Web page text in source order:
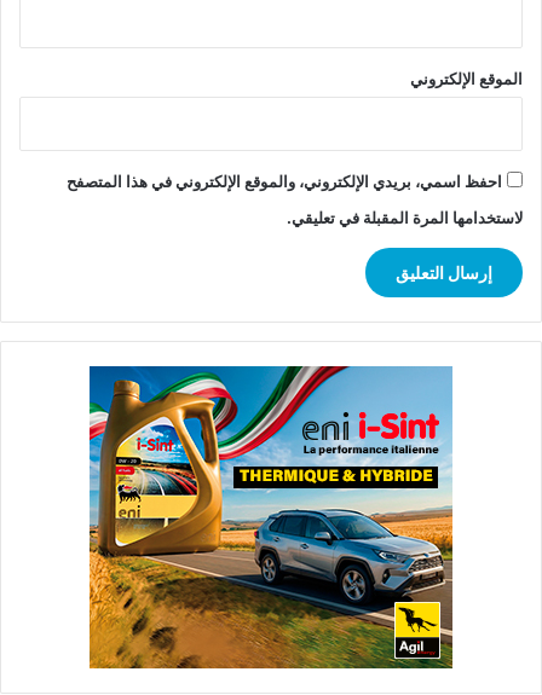
الموقع الإلكتروني
احفظ اسمي، بريدي الإلكتروني، والموقع الإلكتروني في هذا المتصفح
لاستخدامها المرة المقبلة في تعليقي.